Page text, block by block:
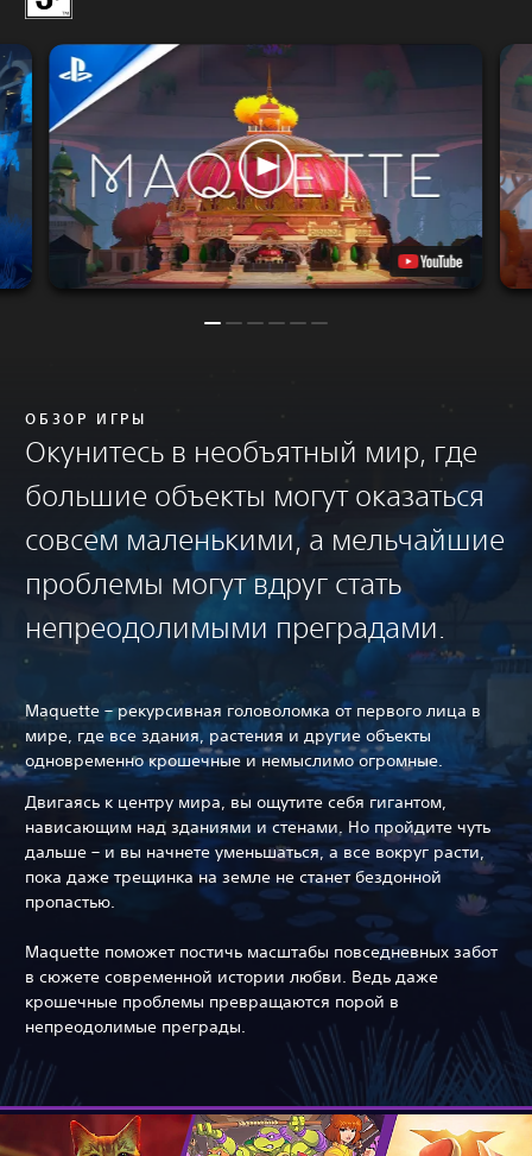
ОБЗОР ИГРЫ
Окунитесь в необъятный мир, где
большие объекты могут оказаться
совсем маленькими, а мельчайшие
проблемы могут вдруг стать
непреодолимыми преградами.
Maquette – рекурсивная головоломка от первого лица в
мире, где все здания, растения и другие объекты
одновременно крошечные и немыслимо огромные.
Двигаясь к центру мира, вы ощутите себя гигантом,
нависающим над зданиями и стенами. Но пройдите чуть
дальше – и вы начнете уменьшаться, а все вокруг расти,
пока даже трещинка на земле не станет бездонной
пропастью.
Maquette поможет постичь масштабы повседневных забот
в сюжете современной истории любви. Ведь даже
крошечные проблемы превращаются порой в
непреодолимые преграды.